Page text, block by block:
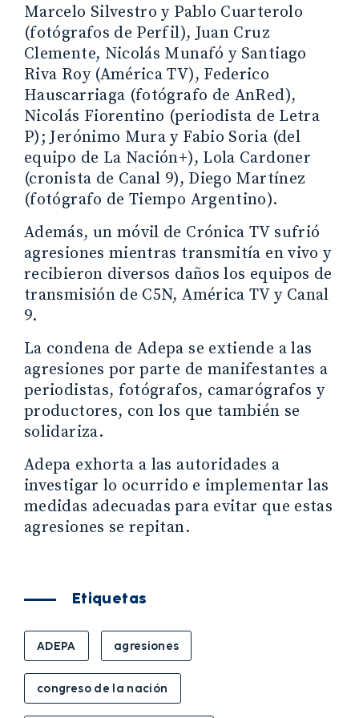
Marcelo Silvestro y Pablo Cuarterolo
(fotógrafos de Perfil), Juan Cruz
Clemente, Nicolás Munafó y Santiago
Riva Roy (América TV), Federico
Hauscarriaga (fotógrafo de AnRed),
Nicolás Fiorentino (periodista de Letra
P); Jerónimo Mura y Fabio Soria (del
equipo de La Nación+), Lola Cardoner
(cronista de Canal 9), Diego Martínez
(fotógrafo de Tiempo Argentino).
Además, un móvil de Crónica TV sufrió
agresiones mientras transmitía en vivo y
recibieron diversos daños los equipos de
transmisión de C5N, América TV y Canal
9.
La condena de Adepa se extiende a las
agresiones por parte de manifestantes a
periodistas, fotógrafos, camarógrafos y
productores, con los que también se
solidariza.
Adepa exhorta a las autoridades a
investigar lo ocurrido e implementar las
medidas adecuadas para evitar que estas
agresiones se repitan.
Etiquetas
ADEPA agresiones
congreso de la nación